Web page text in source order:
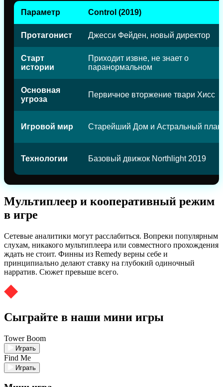
Параметр Control (2019)
Протагонист Джесси Фейден, новый директор
Старт
истории
Приходит извне, не знает о
паранормальном
Основная
угроза
Первичное вторжение твари Хисс
Игровой мир Старейший Дом и Астральный план
Технологии Базовый движок Northlight 2019
Мультиплеер и кооперативный режим
в игре
Сетевые аналитики могут расслабиться. Вопреки популярным
слухам, никакого мультиплеера или совместного прохождения
ждать не стоит. Финны из Remedy верны себе и
принципиально делают ставку на глубокий одиночный
нарратив. Сюжет превыше всего.
Сыграйте в наши мини игры
Tower Boom
Играть
Find Me
Играть